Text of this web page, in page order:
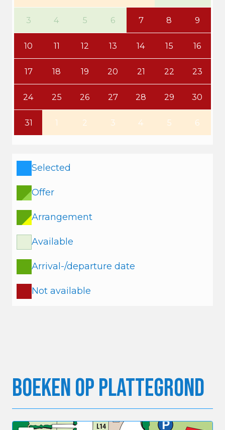
3 4 5 6 7 8 9
10 11 12 13 14 15 16
17 18 19 20 21 22 23
24 25 26 27 28 29 30
31 1 2 3 4 5 6
Selected
Offer
Arrangement
Available
Arrival-/departure date
Not available
Boeken op Plattegrond